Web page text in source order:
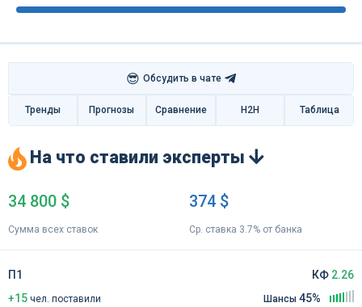
😎 Обсудить в чате
Тренды Прогнозы Сравнение H2H Таблица
На что ставили эксперты
34 800 $
Сумма всех ставок
374 $
Ср. ставка 3.7% от банка
П1
+15 чел. поставили
КФ 2.26
Шансы 45%